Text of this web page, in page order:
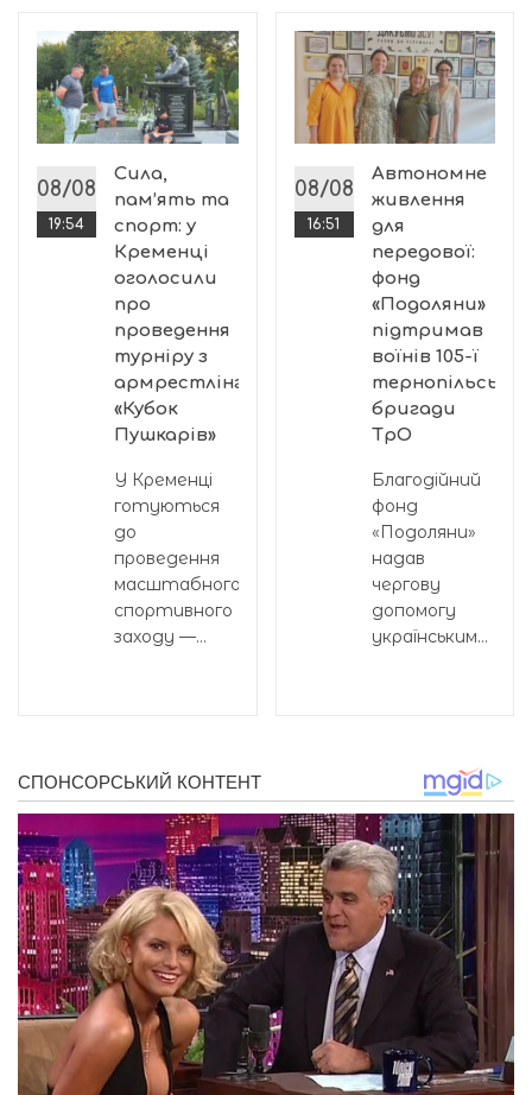
08/08
19:54
Сила,
пам’ять та
спорт: у
Кременці
оголосили
про
проведення
турніру з
армрестлінгу
«Кубок
Пушкарів»
У Кременці
готуються
до
проведення
масштабного
спортивного
заходу —...
08/08
16:51
Автономне
живлення
для
передової:
фонд
«Подоляни»
підтримав
воїнів 105-ї
тернопільської
бригади
ТрО
Благодійний
фонд
«Подоляни»
надав
чергову
допомогу
українським...